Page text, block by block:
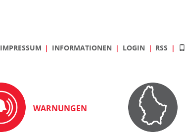
IMPRESSUM INFORMATIONEN LOGIN RSS
WARNUNGEN